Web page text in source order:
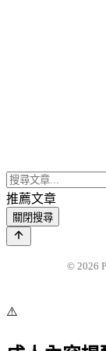
推薦文章
關閉搜尋
© 2026
⚠️